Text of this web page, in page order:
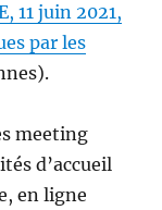
11 juin 2021,
par les
meeting
d’accueil
en ligne